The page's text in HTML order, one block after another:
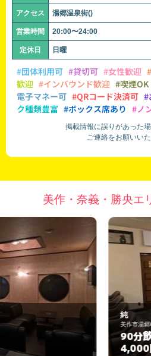
アクセス 湯郷温泉街()
営業時間 20:00〜24:00
定休日 日曜
#団体利用可 #貸切可 #女性歓迎
歓迎 #インバウンド歓迎 #喫煙OK
電子マネー可 #QRコード決済可 #
ク種類豊富 #ボックス席あり #ノ
掲載情報に誤りがあった
ご連絡をお願いいた
美作・奈義・勝央エ
純
美作市湯郷602-1
90分飲み放題
(税込)